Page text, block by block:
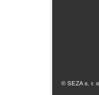
© SEZA s. r.